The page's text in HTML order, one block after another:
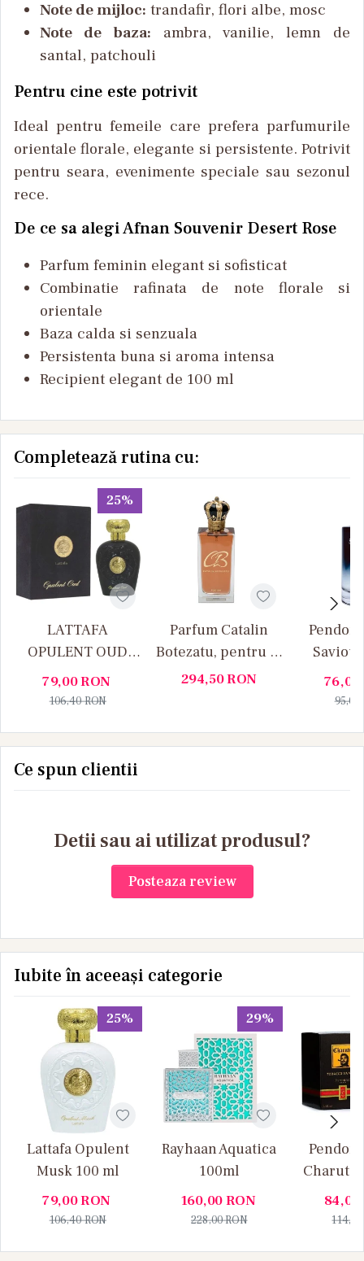
Note de mijloc: trandafir, flori albe, mosc
Note de baza: ambra, vanilie, lemn de
santal, patchouli
Pentru cine este potrivit
Ideal pentru femeile care prefera parfumurile
orientale florale, elegante si persistente. Potrivit
pentru seara, evenimente speciale sau sezonul
rece.
De ce sa alegi Afnan Souvenir Desert Rose
Parfum feminin elegant si sofisticat
Combinatie rafinata de note florale si
orientale
Baza calda si senzuala
Persistenta buna si aroma intensa
Recipient elegant de 100 ml
Completează rutina cu:
25%
LATTAFA
OPULENT OUD
100ML
79,00RON
106,40RON
Parfum Catalin
Botezatu, pentru El
- 100ml
294,50RON 76,00
95,00
Ce spun clientii
Detii sau ai utilizat produsul?
Posteaza review
Iubite în aceeași categorie
25%
Lattafa Opulent
Musk 100 ml
79,00RON
106,40RON
29%
Rayhaan Aquatica
100ml
160,00RON
228,00RON
Charuto
84,00